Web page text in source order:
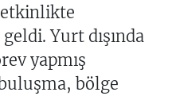
etkinlikte
Yurt dışında
yapmış
bölge